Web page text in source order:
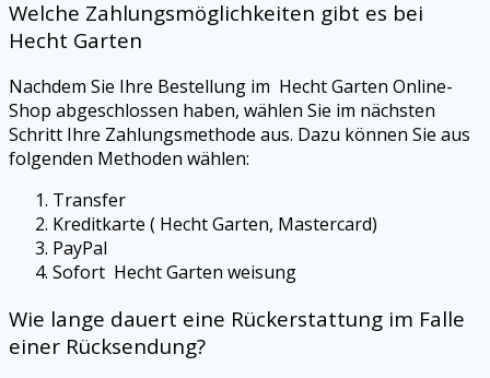
Welche Zahlungsmöglichkeiten gibt es bei
Hecht Garten
Nachdem Sie Ihre Bestellung im Hecht Garten Online-
Shop abgeschlossen haben, wählen Sie im nächsten
Schritt Ihre Zahlungsmethode aus. Dazu können Sie aus
folgenden Methoden wählen:
Transfer
Kreditkarte ( Hecht Garten, Mastercard)
PayPal
Sofort Hecht Garten weisung
Wie lange dauert eine Rückerstattung im Falle
einer Rücksendung?